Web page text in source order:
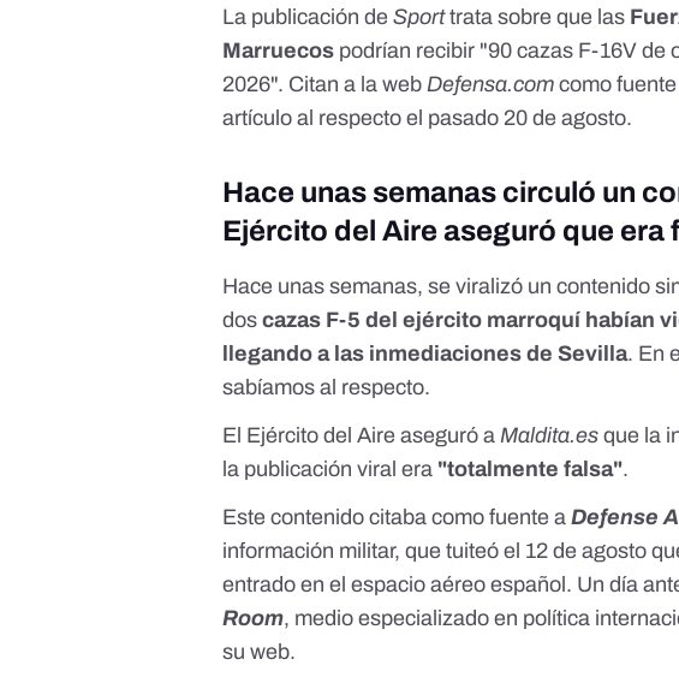
La publicación deSporttrata sobre que las
Marruecos podrían recibir "90 cazas F-16V de
2026". Citan a la webDefensa.com como
artículo al respecto el pasado 20 de agosto.
Hace unas semanas circuló un
Ejército del Aire aseguró que era
Hace unas semanas, se viralizó uncontenido
doscazas F-5 del ejército marroquí habían
llegando a las inmediaciones de Sevilla. En
sabíamos al respecto.
El Ejército del Aire aseguró aMaldita.es que la
la publicación viral era "totalmente falsa".
Este contenido citaba como fuente aDefense
información militar, quetuiteó el 12 de agosto
entrado en el espacio aéreo español. Un día
Room, medio especializado en política
su web.